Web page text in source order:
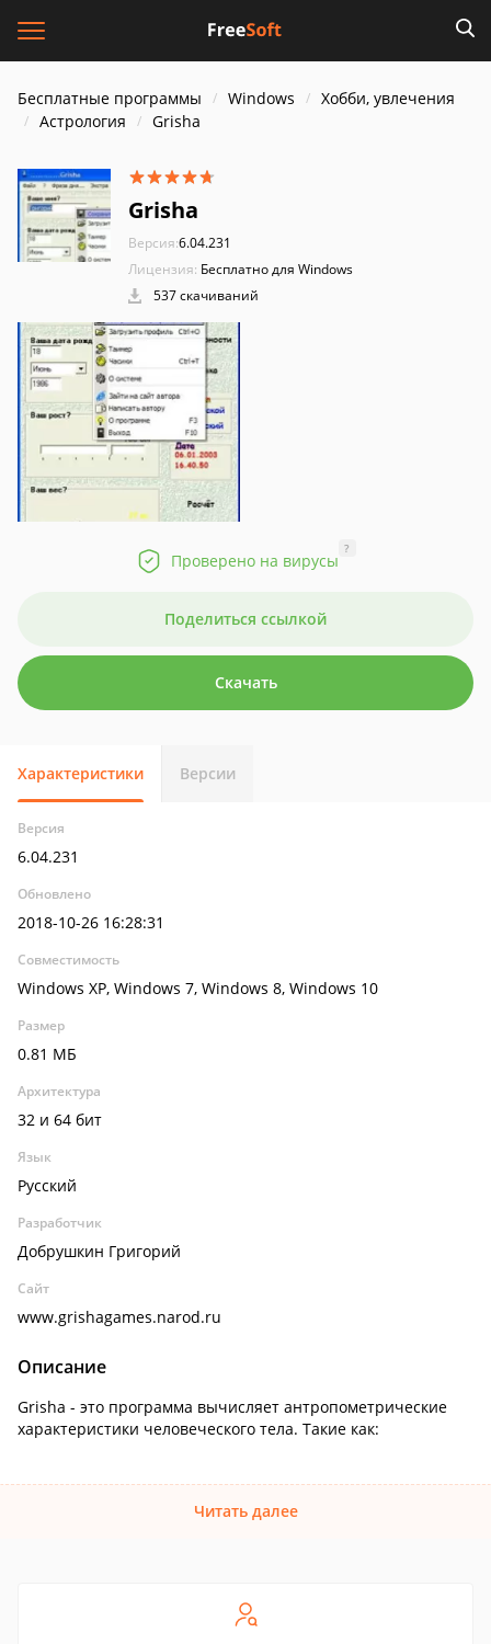
Бесплатные программы Windows
Хобби, увлечения
Астрология
Grisha
Grisha
Версия:6.04.231
Лицензия: Бесплатно для Windows
537 скачиваний
Проверено на вирусы
?
Поделиться ссылкой
Скачать
Характеристики Версии
Версия
6.04.231
Обновлено
2018-10-26 16:28:31
Совместимость
Windows XP, Windows 7, Windows 8, Windows 10
Размер
0.81 МБ
Архитектура
32 и 64 бит
Язык
Русский
Разработчик
Добрушкин Григорий
Сайт
www.grishagames.narod.ru
Описание
Grisha - это программа вычисляет антропометрические
характеристики человеческого тела. Такие как:
Читать далее